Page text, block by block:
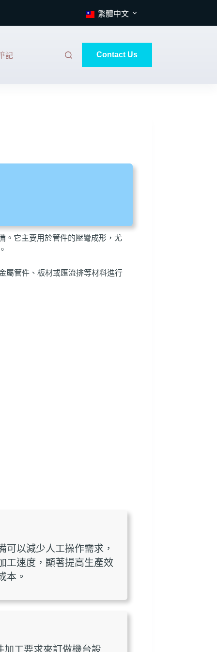
繁體中文
記 Contact Us
。它主要用於管件的壓彎成形，尤
屬管件、板材或匯流排等材料進行
可以減少人工操作需求，
工速度，顯著提高生產效
本。
工要求來訂做機台設